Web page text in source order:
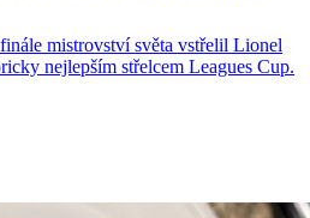
mistrovství světa vstřelil Lionel
nejlepším střelcem Leagues Cup.